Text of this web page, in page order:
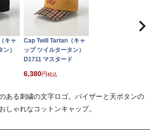
キャ
）
Cap Twill Tartan（キャ
ップ ツイルタータン）
D1711 マスタード
6,380 税込
ある刺繍の文字ロゴ。バイザーと天ボタンの
しゃれなコットンキャップ。